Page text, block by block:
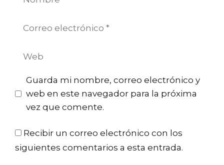
Guarda mi nombre, correo electrónico y
web en este navegador para la próxima
vez que comente.
Recibir un correo electrónico con los
siguientes comentarios a esta entrada.